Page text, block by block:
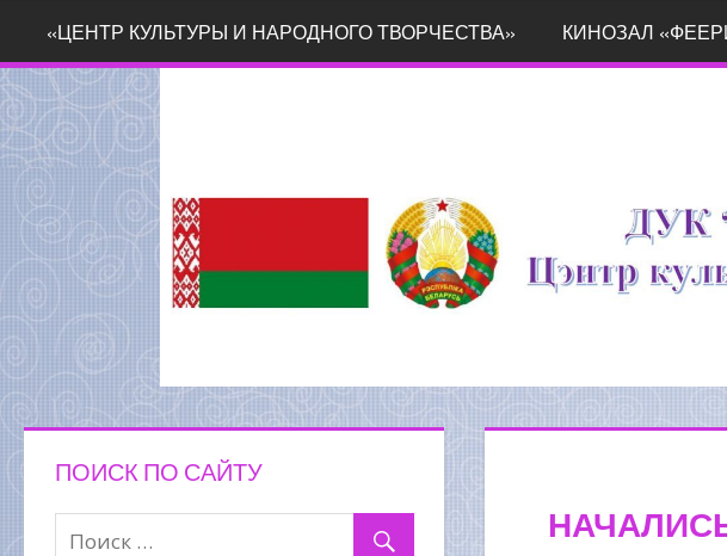
содержимому
«ЦЕНТР КУЛЬТУРЫ И НАРОДНОГО ТВОРЧЕСТВА» КИНОЗАЛ
ПОИСК ПО САЙТУ